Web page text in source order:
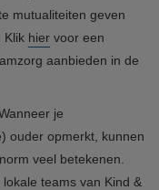
mutualiteiten geven
Klik hier voor een
aanbieden in de
je
ouder opmerkt, kunnen
veel betekenen.
teams van Kind &